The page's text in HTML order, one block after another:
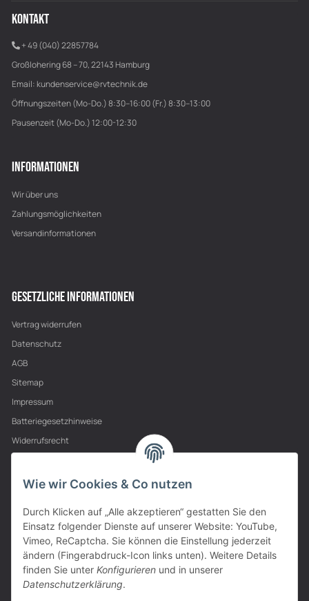
KONTAKT
+ 49 (040) 22857784
Großlohering 68 – 70, 22143 Hamburg
Email: kundenservice@rvtechnik.de
Öffnungszeiten (Mo-Do.) 8:30–16:00 (Fr.) 8:30–13:00
Pausenzeit (Mo-Do.) 12:00-12:30
INFORMATIONEN
Wir über uns
Zahlungsmöglichkeiten
Versandinformationen
GESETZLICHE INFORMATIONEN
Vertrag widerrufen
Datenschutz
AGB
Sitemap
Impressum
Batteriegesetzhinweise
Widerrufsrecht
PARTNER
Wie wir Cookies & Co nutzen
Durch Klicken auf „Alle akzeptieren“ gestatten Sie den
Einsatz folgender Dienste auf unserer Website: YouTube,
Vimeo, ReCaptcha. Sie können die Einstellung jederzeit
ändern (Fingerabdruck-Icon links unten). Weitere Details
finden Sie unter Konfigurieren und in unserer
Datenschutzerklärung.